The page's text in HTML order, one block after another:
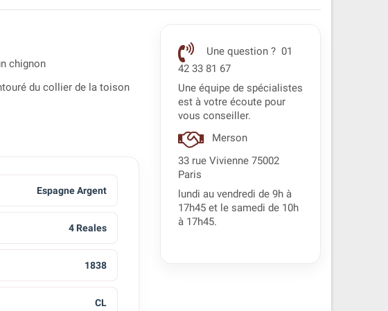
chignon
du collier de la toison
Espagne Argent
4 Reales
1838
CL
Une question ? 01
42 33 81 67
Une équipe de spécialistes
est à votre écoute pour
vous conseiller.
Merson
33 rue Vivienne 75002
Paris
lundi au vendredi de 9h à
17h45 et le samedi de 10h
à 17h45.